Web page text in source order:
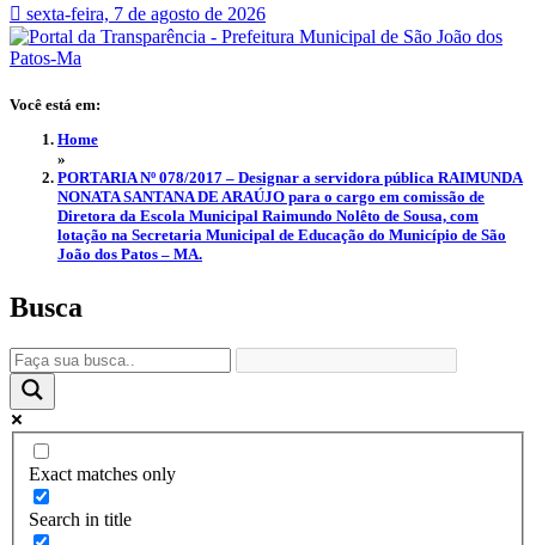
sexta-feira, 7 de agosto de 2026
Você está em:
Home
»
PORTARIA Nº 078/2017 – Designar a servidora pública RAIMUNDA
NONATA SANTANA DE ARAÚJO para o cargo em comissão de
Diretora da Escola Municipal Raimundo Nolêto de Sousa, com
lotação na Secretaria Municipal de Educação do Município de São
João dos Patos – MA.
Busca
Exact matches only
Search in title